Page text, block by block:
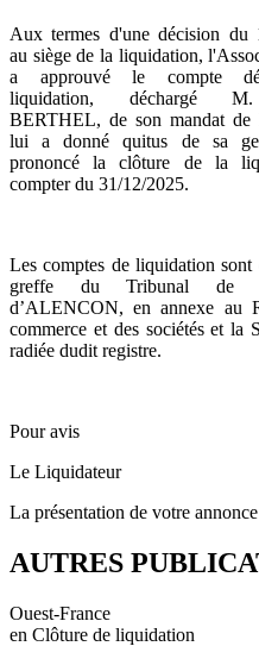
Aux termes d'une décision du
au siège de la liquidation,
a approuvé le compte
liquidation, déchargé
BERTHEL, de son mandat de
lui a donné quitus de sa
prononcé la clôture de la
compter du 31/12/2025.
Les comptes de liquidation sont
greffe du Tribunal de
d’ALENCON, en annexe au
commerce et des sociétés et la
radiée dudit registre.
Pour avis
Le Liquidateur
La présentation de votre
AUTRES
Ouest-France
en Clôture de liquidation